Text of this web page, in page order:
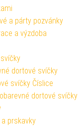
a párty pozvánky
a výzdoba
dortové svíčky
svíčky Číslice
dortové svíčky
a prskavky